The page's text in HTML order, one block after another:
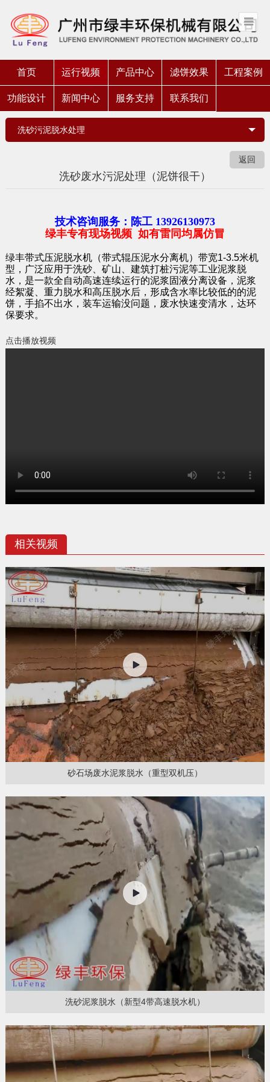
首页 运行视频 产品中心 滤饼效果 工程案例
功能设计 新闻中心 服务支持 联系我们
洗砂污泥脱水处理
返回
洗砂废水污泥处理（泥饼很干）
技术咨询服务：陈工 13926130973
绿丰专有现场视频 如有雷同均属仿冒
绿丰带式压泥脱水机（带式辊压泥水分离机）带宽1-3.5米机
型，广泛应用于洗砂、矿山、建筑打桩污泥等工业泥浆脱
水，是一款全自动高速连续运行的泥浆固液分离设备，泥浆
经絮凝、重力脱水和高压脱水后，形成含水率比较低的的泥
饼，手掐不出水，装车运输没问题，废水快速变清水，达环
保要求。
点击播放视频
相关视频
砂石场废水泥浆脱水（重型双机压）
洗砂泥浆脱水（新型4带高速脱水机）